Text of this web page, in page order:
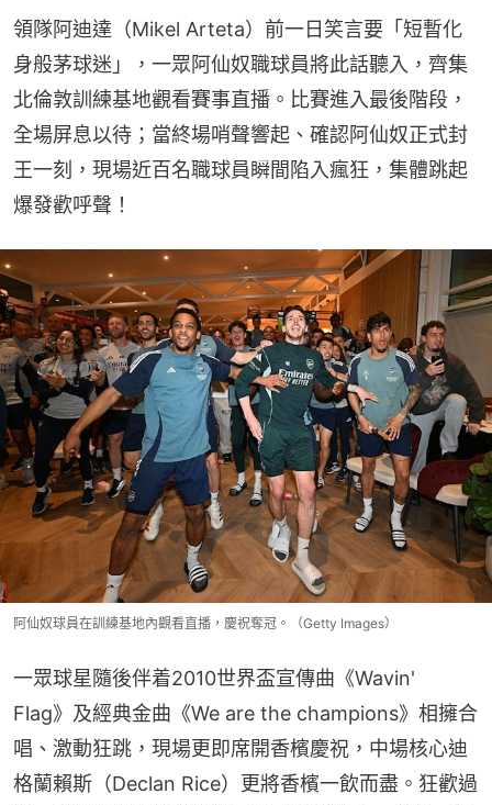
領隊阿迪達（Mikel Arteta）前一日笑言要「短暫化
身般茅球迷」，一眾阿仙奴職球員將此話聽入，齊集
北倫敦訓練基地觀看賽事直播。比賽進入最後階段，
全場屏息以待；當終場哨聲響起、確認阿仙奴正式封
王一刻，現場近百名職球員瞬間陷入瘋狂，集體跳起
爆發歡呼聲！
阿仙奴球員在訓練基地內觀看直播，慶祝奪冠。（Getty Images）
一眾球星隨後伴着2010世界盃宣傳曲《Wavin'
Flag》及經典金曲《We are the champions》相擁合
唱、激動狂跳，現場更即席開香檳慶祝，中場核心迪
格蘭賴斯（Declan Rice）更將香檳一飲而盡。狂歡過